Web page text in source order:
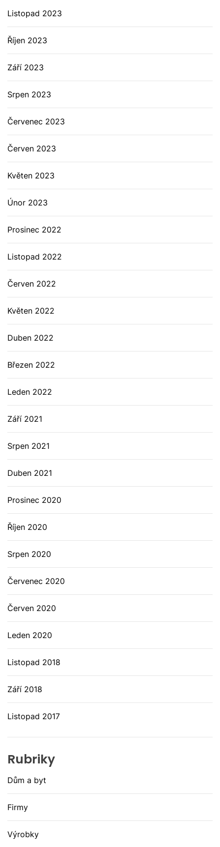
Listopad 2023
Říjen 2023
Září 2023
Srpen 2023
Červenec 2023
Červen 2023
Květen 2023
Únor 2023
Prosinec 2022
Listopad 2022
Červen 2022
Květen 2022
Duben 2022
Březen 2022
Leden 2022
Září 2021
Srpen 2021
Duben 2021
Prosinec 2020
Říjen 2020
Srpen 2020
Červenec 2020
Červen 2020
Leden 2020
Listopad 2018
Září 2018
Listopad 2017
Rubriky
Dům a byt
Firmy
Výrobky